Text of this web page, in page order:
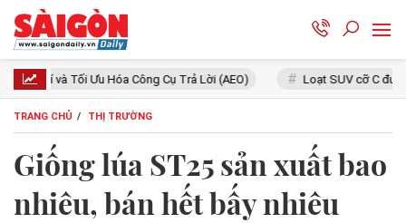
Công Cụ Trả Lời (AEO) Loạt SUV cỡ C đua giảm giá: Mazda CX-
TRANG CHỦ THỊ TRƯỜNG
Giống lúa ST25 sản xuất bao
nhiêu, bán hết bấy nhiêu